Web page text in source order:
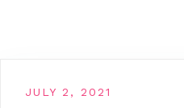
JULY 2, 2021